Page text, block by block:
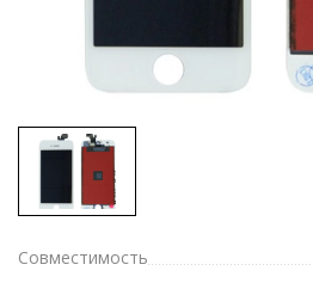
Совместимость